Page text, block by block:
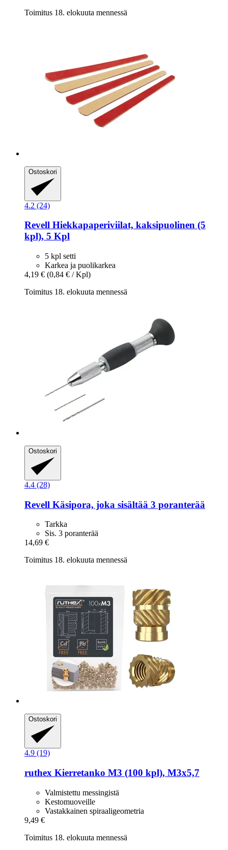
Toimitus 18. elokuuta mennessä
Ostoskori
4.2 (24)
Revell Hiekkapaperiviilat, kaksipuolinen (5
kpl), 5 Kpl
5 kpl setti
Karkea ja puolikarkea
4,19 € (0,84 € / Kpl)
Toimitus 18. elokuuta mennessä
Ostoskori
4.4 (28)
Revell Käsipora, joka sisältää 3 poranterää
Tarkka
Sis. 3 poranterää
14,69 €
Toimitus 18. elokuuta mennessä
Ostoskori
4.9 (19)
ruthex Kierretanko M3 (100 kpl), M3x5,7
Valmistettu messingistä
Kestomuoveille
Vastakkainen spiraaligeometria
9,49 €
Toimitus 18. elokuuta mennessä